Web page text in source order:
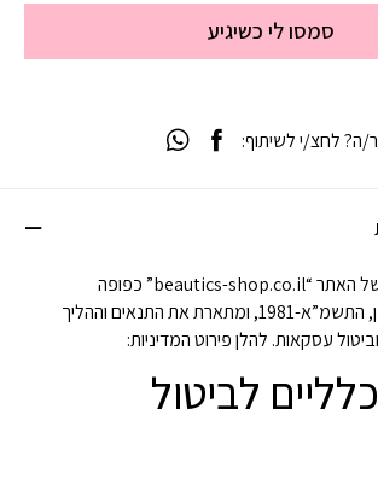
סמסו לי כשיגיע
מדיניות החזרות של האתר “beautics-shop.co.il” כפופה
לחוק הגנת הצרכן, התשמ”א-1981, ומתארת את התנאים וההליך
עסקאות. להלן פירוט המדיניות:
לביטול
ה? לחצ/י לשיתוף: